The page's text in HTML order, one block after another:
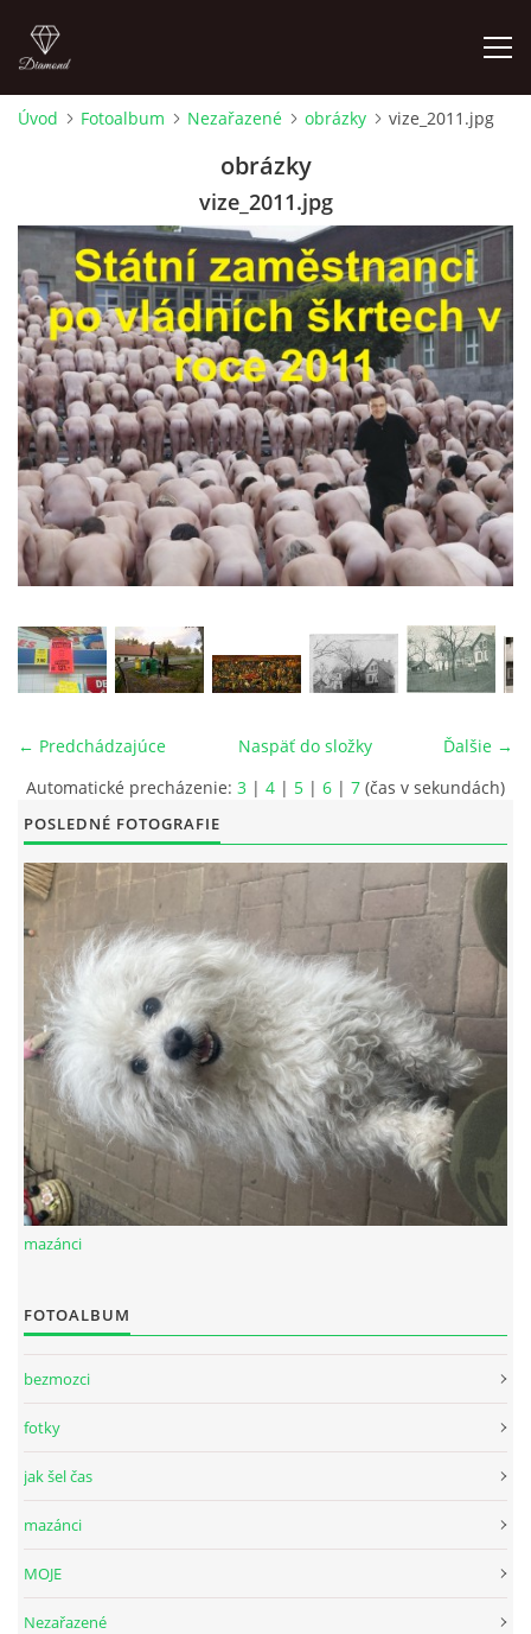
Pepouch
724344838
pepouch@seznam.cz
© 2026 eStránky.cz |RSS|Tisk|Aktualizované 26. 6. 2026|Hore ↑
Úvod Fotoalbum Nezařazené obrázky vize_2011.jpg
obrázky
vize_2011.jpg
← Predchádzajúce Ďalšie →
Naspäť do složky
Automatické precházenie: 3 | 4 | 5 | 6 | 7 (čas v sekundách)
POSLEDNÉ FOTOGRAFIE
mazánci
FOTOALBUM
bezmozci
fotky
jak šel čas
mazánci
MOJE
Nezařazené